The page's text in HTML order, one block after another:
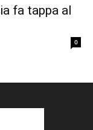
fa tappa al
0